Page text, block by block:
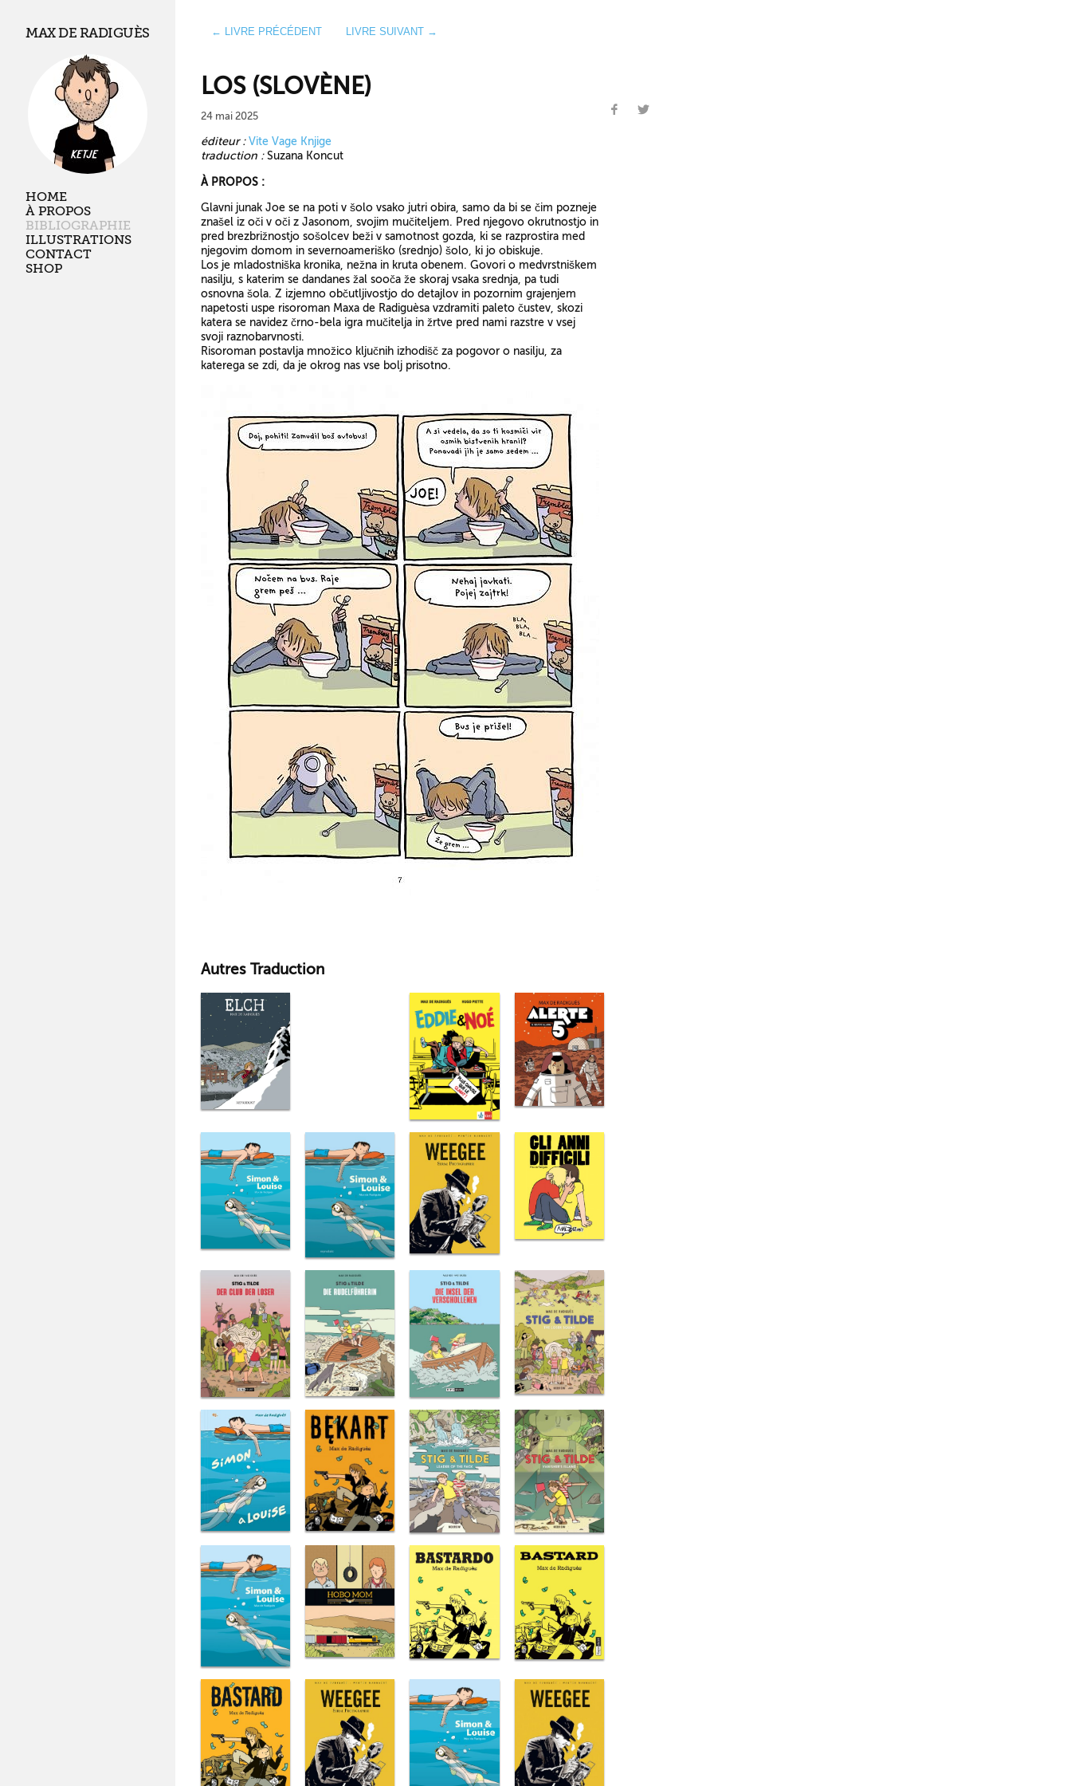
MAX DE RADIGUÈS
HOME
À PROPOS
BIBLIOGRAPHIE
ILLUSTRATIONS
CONTACT
SHOP
← LIVRE PRÉCÉDENT LIVRE SUIVANT →
LOS (SLOVÈNE)
24 mai 2025
éditeur : Vite Vage Knjige
traduction :Suzana Koncut
À PROPOS :
Glavni junak Joe se na poti v šolo vsako jutri obira, samo da bi se čim pozneje
znašel iz oči v oči z Jasonom, svojim mučiteljem. Pred njegovo okrutnostjo in
pred brezbrižnostjo sošolcev beži v samotnost gozda, ki se razprostira med
njegovim domom in severnoameriško (srednjo) šolo, ki jo obiskuje.
Los je mladostniška kronika, nežna in kruta obenem. Govori o medvrstniškem
nasilju, s katerim se dandanes žal sooča že skoraj vsaka srednja, pa tudi
osnovna šola. Z izjemno občutljivostjo do detajlov in pozornim grajenjem
napetosti uspe risoroman Maxa de Radiguèsa vzdramiti paleto čustev, skozi
katera se navidez črno-bela igra mučitelja in žrtve pred nami razstre v vsej
svoji raznobarvnosti.
Risoroman postavlja množico ključnih izhodišč za pogovor o nasilju, za
katerega se zdi, da je okrog nas vse bolj prisotno.
Autres Traduction